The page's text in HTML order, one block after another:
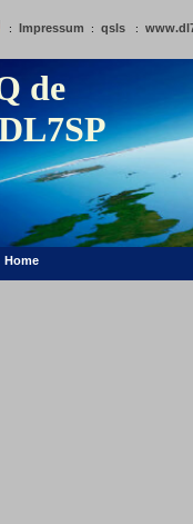
: Impressum : qsls :
de
Home